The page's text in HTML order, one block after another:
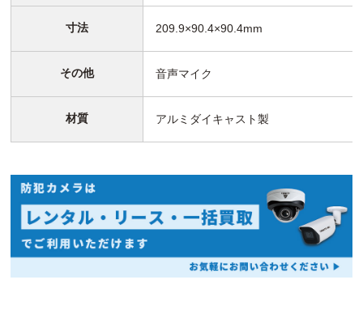
寸法 209.9×90.4×90.4mm
その他 音声マイク
材質 アルミダイキャスト製